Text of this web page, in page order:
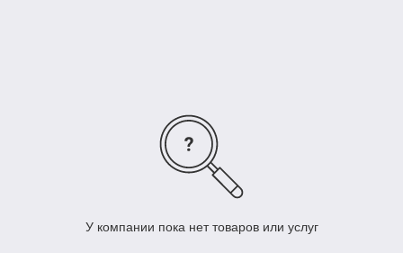
У компании пока нет товаров или услуг